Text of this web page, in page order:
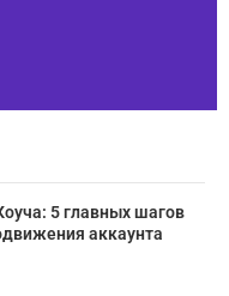
5 главных шагов
аккаунта